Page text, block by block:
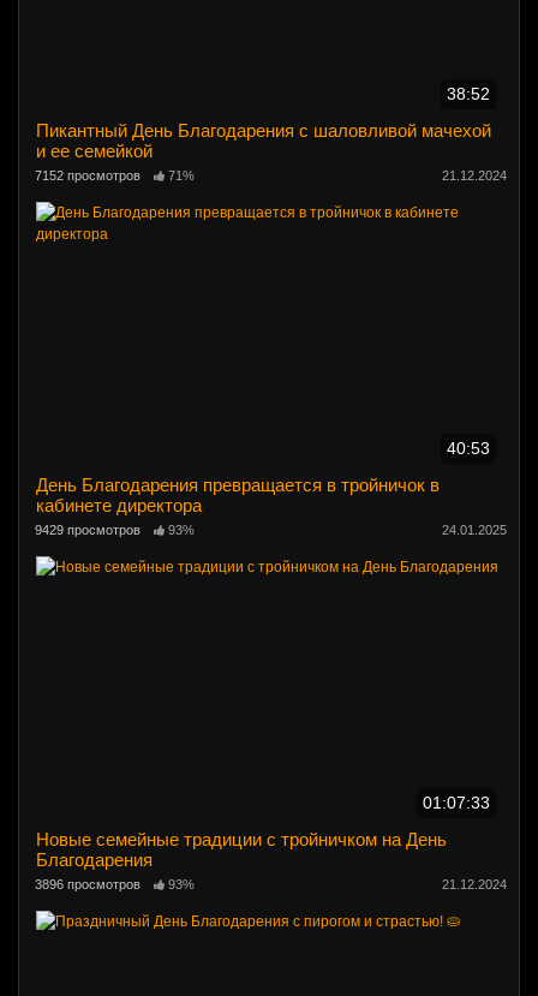
38:52
Пикантный День Благодарения с шаловливой мачехой
и ее семейкой
7152 просмотров 71% 21.12.2024
40:53
День Благодарения превращается в тройничок в
кабинете директора
9429 просмотров 93% 24.01.2025
01:07:33
Новые семейные традиции с тройничком на День
Благодарения
3896 просмотров 93% 21.12.2024